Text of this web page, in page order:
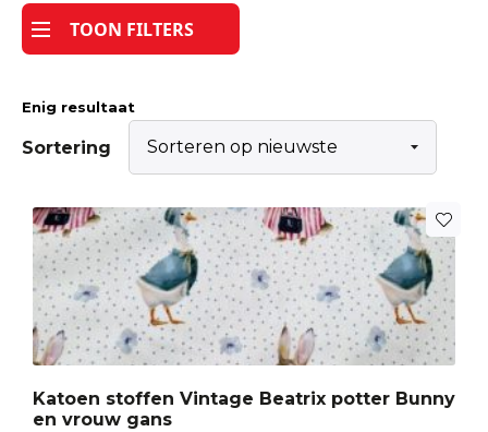
Tijdpakker stof
TOON FILTERS
Enig resultaat
Sortering
Katoen stoffen Vintage Beatrix potter Bunny
en vrouw gans